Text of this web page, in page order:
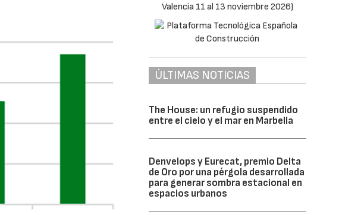
ÚLTIMAS NOTICIAS
The House: un refugio suspendido
entre el cielo y el mar en Marbella
Denvelops y Eurecat, premio Delta
de Oro por una pérgola desarrollada
para generar sombra estacional en
espacios urbanos